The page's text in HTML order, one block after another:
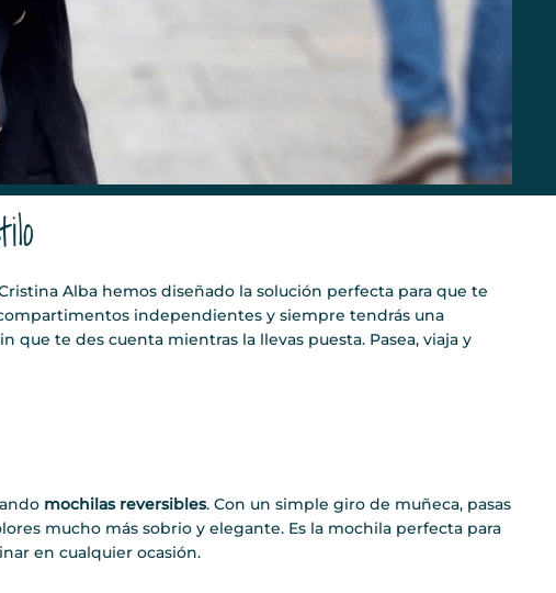
Alba hemos diseñado la solución perfecta para que te
independientes y siempre tendrás una
te des cuenta mientras la llevas puesta. Pasea, viaja y
mochilas reversibles. Con un simple giro de muñeca, pasas
mucho más sobrio y elegante. Es la mochila perfecta para
en cualquier ocasión.